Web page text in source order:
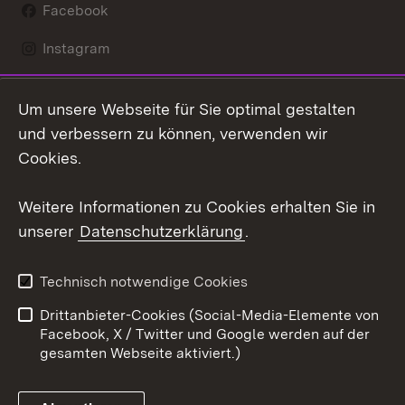
Facebook
Instagram
Mastodon
Youtube
Kontakt
Datenschutz
Barrierefreiheit
Impressum Cookies
Um unsere Webseite für Sie optimal gestalten
und verbessern zu können, verwenden wir
Cookies.
Weitere Informationen zu Cookies erhalten Sie in
unserer Datenschutzerklärung.
Technisch notwendige Cookies
Drittanbieter-Cookies (Social-Media-Elemente von
Facebook, X / Twitter und Google werden auf der
gesamten Webseite aktiviert.)